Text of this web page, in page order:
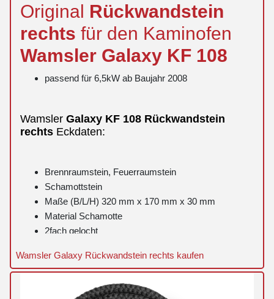
Original Rückwandstein
rechts für den Kaminofen
Wamsler Galaxy KF 108
passend für 6,5kW ab Baujahr 2008
Wamsler Galaxy KF 108 Rückwandstein
rechts Eckdaten:
Brennraumstein, Feuerraumstein
Schamottstein
Maße (B/L/H) 320 mm x 170 mm x 30 mm
Material Schamotte
2fach gelocht
Wamsler Galaxy Rückwandstein rechts kaufen